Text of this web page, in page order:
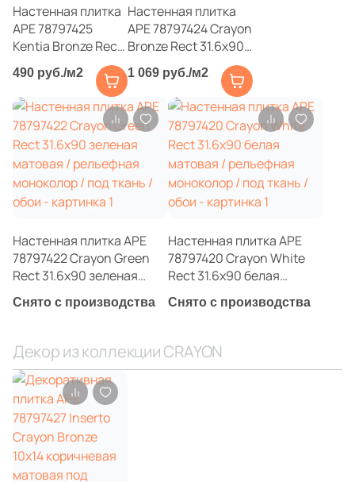
Материал
Керамическая
Из керамогранита
Из белой глины
Из красной глины
Ekos Klinker (8)
El Molino (79)
Eletto Ceramica (139)
Elios Ceramica (18)
Emigres ( 110 )
Equipe ( 1087)
Ermes Aurelia (18)
Estudio Ceramico (20)
41
Evolution Ceramic (38)
FMAX (22)
Fabresa (69
Fanal (3)
Fap Ceramiche (
Настенная плитка
APE 78797425
Kentia Bronze Rect
31.6x90
коричневая
матовая орнамент
/ металл
490 руб./м2
Настенная плитка
APE 78797424 Crayon
Bronze Rect 31.6x90
металл / коричневая
матовая /
рельефная
моноколор / под
ткань / обои
1 069 руб./м2
Настенная плитка APE
78797422 Crayon Green
Rect 31.6x90 зеленая
матовая / рельефная
моноколор / под ткань /
Снято с производства
Настенная плитка APE
78797420 Crayon White
Rect 31.6x90 белая
матовая / рельефная
моноколор / под ткань /
Снято с производства
Декор из коллекции CRAYON